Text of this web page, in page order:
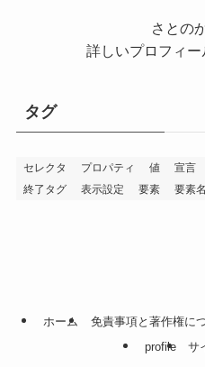
さとの
詳しいプロフィー
タグ
セレクタ プロパティ 値 宣言
終了タグ
表示設定 要素 要素名
ホーム 免責事項と著作権に
profile
サ